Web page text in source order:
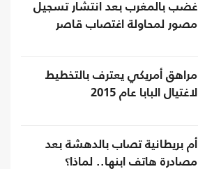
غضب بالمغرب بعد انتشار تسجيل
مصور لمحاولة اغتصاب قاصر
مراهق أمريكي يعترف بالتخطيط
لاغتيال البابا عام 2015
أم بريطانية تصاب بالدهشة بعد
مصادرة هاتف ابنها.. لماذا؟